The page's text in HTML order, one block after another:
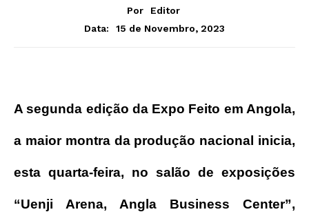
Por
Editor
Data:
15 de Novembro, 2023
A segunda edição da Expo Feito em Angola,
a maior montra da produção nacional inicia,
esta quarta-feira, no salão de exposições
“Uenji Arena, Angla Business Center”,